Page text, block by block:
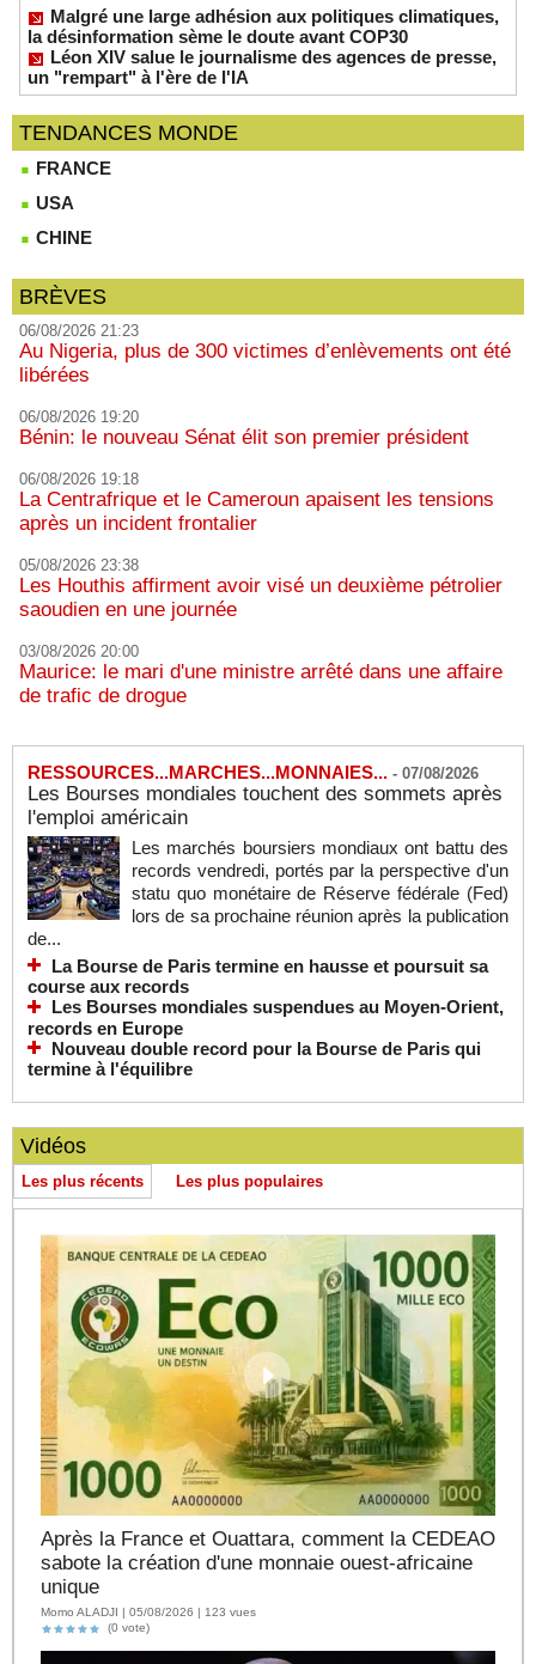
Malgré une large adhésion aux politiques climatiques,
la désinformation sème le doute avant COP30
Léon XIV salue le journalisme des agences de presse,
un "rempart" à l'ère de l'IA
TENDANCES MONDE
FRANCE
USA
CHINE
BRÈVES
06/08/2026 21:23
Au Nigeria, plus de 300 victimes d’enlèvements ont été
libérées
06/08/2026 19:20
Bénin: le nouveau Sénat élit son premier président
06/08/2026 19:18
La Centrafrique et le Cameroun apaisent les tensions
après un incident frontalier
05/08/2026 23:38
Les Houthis affirment avoir visé un deuxième pétrolier
saoudien en une journée
03/08/2026 20:00
Maurice: le mari d'une ministre arrêté dans une affaire
de trafic de drogue
RESSOURCES...MARCHES...MONNAIES... - 07/08/2026
Les Bourses mondiales touchent des sommets après
l'emploi américain
Les marchés boursiers mondiaux ont battu des
records vendredi, portés par la perspective d'un
statu quo monétaire de Réserve fédérale (Fed)
lors de sa prochaine réunion après la publication
de...
La Bourse de Paris termine en hausse et poursuit sa
course aux records
Les Bourses mondiales suspendues au Moyen-Orient,
records en Europe
Nouveau double record pour la Bourse de Paris qui
termine à l'équilibre
Vidéos
Les plus récents Les plus populaires
Après la France et Ouattara, comment la CEDEAO
sabote la création d'une monnaie ouest-africaine
unique
Momo ALADJI | 05/08/2026 | 123 vues
(0 vote)